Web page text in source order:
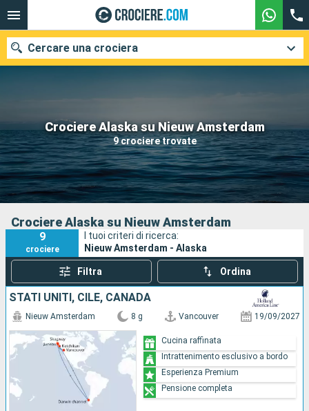
Crociere Alaska su Nieuw Amsterdam
9 crociere trovate
Cercare una crociera
Le nostre destinazioni
Mesi di partenza
Porti Compagnie
Ricerca
Crociere Alaska su Nieuw Amsterdam
9
crociere
I tuoi criteri di ricerca:
Nieuw Amsterdam - Alaska
Filtra Ordina
STATI UNITI, CILE, CANADA
Nieuw Amsterdam 8 g Vancouver 19/09/2027
Cucina raffinata
Intrattenimento esclusivo a bordo
Esperienza Premium
Pensione completa